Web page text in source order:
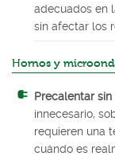
adecuados en
sin afectar los
Hornos y
Precalentar
innecesario,
requieren una
cuándo es